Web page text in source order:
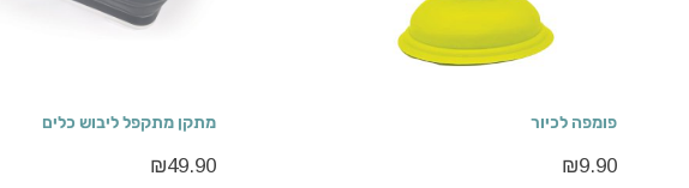
פומפה לכיור
₪9.90
מתקן מתקפל ליבוש כלים
₪49.90